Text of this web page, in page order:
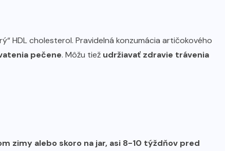
HDL cholesterol. Pravidelná konzumácia artičokového
pečene. Môžu tiež udržiavať zdravie trávenia
zimy alebo skoro na jar, asi 8-10 týždňov pred